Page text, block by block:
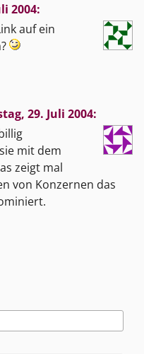
2004:
auf ein
29. Juli 2004:
mit dem
zeigt mal
von Konzernen das